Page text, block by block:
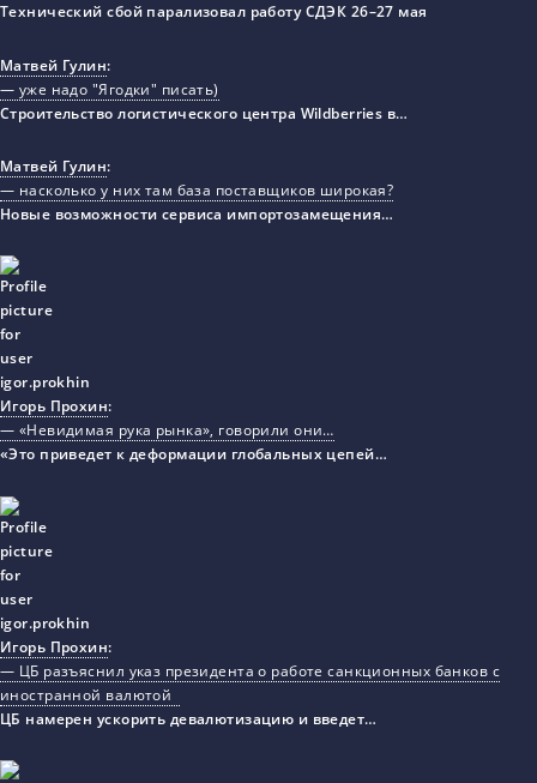
Технический сбой парализовал работу СДЭК 26–27 мая
Матвей Гулин:
— уже надо "Ягодки" писать)
Строительство логистического центра Wildberries в…
Матвей Гулин:
— насколько у них там база поставщиков широкая?
Новые возможности сервиса импортозамещения…
Игорь Прохин:
— «Невидимая рука рынка», говорили они…
«Это приведет к деформации глобальных цепей…
Игорь Прохин:
— ЦБ разъяснил указ президента о работе санкционных банков с
иностранной валютой
ЦБ намерен ускорить девалютизацию и введет…